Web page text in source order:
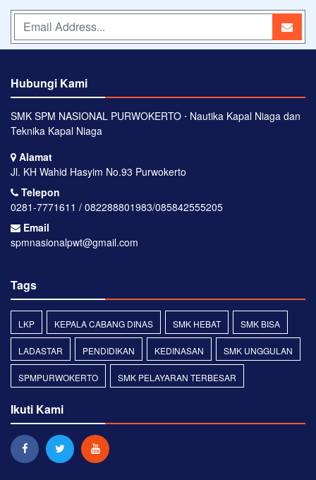
Hubungi Kami
SMK SPM NASIONAL PURWOKERTO ⋅ Nautika Kapal Niaga dan
Teknika Kapal Niaga
Alamat
Jl. KH Wahid Hasyim No.93 Purwokerto
Telepon
0281-7771611 / 082288801983/085842555205
Email
spmnasionalpwt@gmail.com
Tags
LKP KEPALA CABANG DINAS SMK HEBAT SMK BISA
LADASTAR PENDIDIKAN KEDINASAN SMK UNGGULAN
SPMPURWOKERTO SMK PELAYARAN TERBESAR
Ikuti Kami